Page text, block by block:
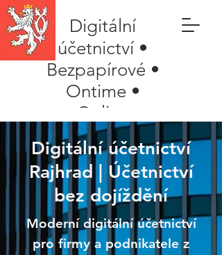
Digitální
účetnictví •
Bezpapírové •
Ontime •
Online
Digitální účetnictví
Rajhrad | Účetnictví
bez dojíždění
Moderní digitální účetnictví
pro firmy a podnikatele z